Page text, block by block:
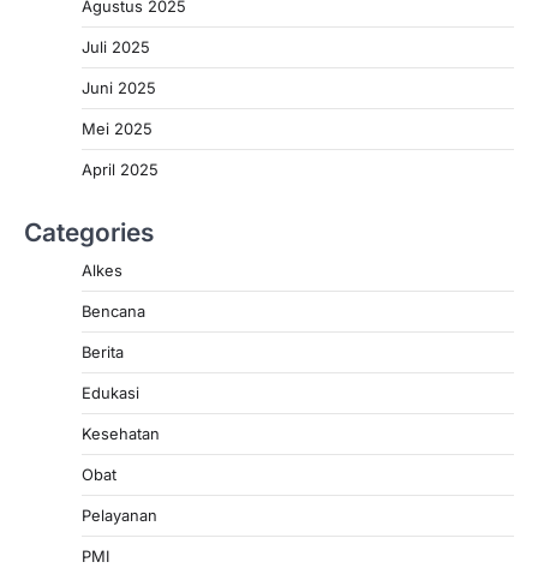
Agustus 2025
Juli 2025
Juni 2025
Mei 2025
April 2025
Categories
Alkes
Bencana
Berita
Edukasi
Kesehatan
Obat
Pelayanan
PMI